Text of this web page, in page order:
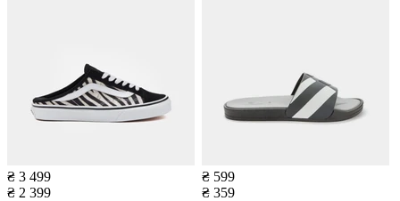
₴ 3 499
₴ 2 399
₴ 599
₴ 359